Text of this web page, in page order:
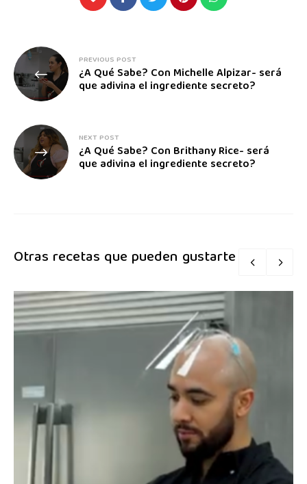
PREVIOUS POST
¿A Qué Sabe? Con Michelle Alpizar- será
que adivina el ingrediente secreto?
NEXT POST
¿A Qué Sabe? Con Brithany Rice- será
que adivina el ingrediente secreto?
Otras recetas que pueden gustarte